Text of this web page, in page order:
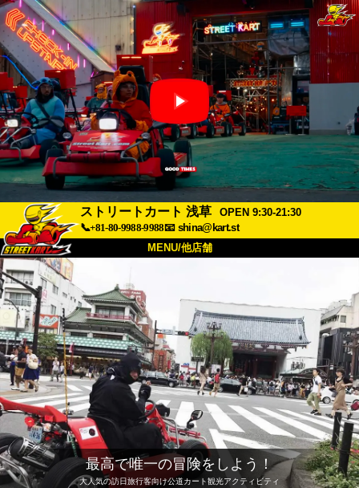
ストリートカート 浅草
OPEN 9:30-21:30
📞+81-80-9988-9988📧 shina@kart.st
MENU/他店舗
概要 価格
アクセス 評価 FAQ
会社 予約
他店舗
東京 品川 東京 秋葉原 #1
東京 秋葉原 #2 東京 渋谷
東京 渋谷アネックス 東京ベイ
最高で唯一の冒険をしよう！
大人気の訪日旅行客向け公道カート観光アクティビティ